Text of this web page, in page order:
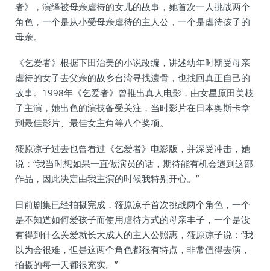
者》，演绎被母亲虐待的女儿的故事，她首次一人挑战两个
角色，一个是从小受母亲虐待的主人公，一个是虐待孩子的
母亲。
《乞爱者》根据下田治美的小说改编，讲述幼年时期受母亲
虐待的女子去父亲的故乡台湾寻找遗骨，也找回真正自己的
故事。1998年《乞爱者》曾推出真人电影，由女星原田美枝
子主演，她出色的演技备受关注，当时影片在日本奥斯卡拿
到最佳影片、最佳女主角等八个奖项。
筱原凉子过去也曾看过《乞爱者》电影版，并深受冲击，她
说：“我当时想如果一直做演员的话，期待能有机会遇到这部
作品，因此决定由我主演的时候我特别开心。”
日前剧集已经拍摄完成，筱原凉子首次挑战两个角色，一个
是不知道如何爱孩子而使用虐待方式的母亲丰子，一个是没
有得到什么关爱就长大成人的主人公照惠，筱原凉子说：“我
以为会很难，但是这两个角色都很有特点，非常值得去演，
拍摄的每一天都很充实。”